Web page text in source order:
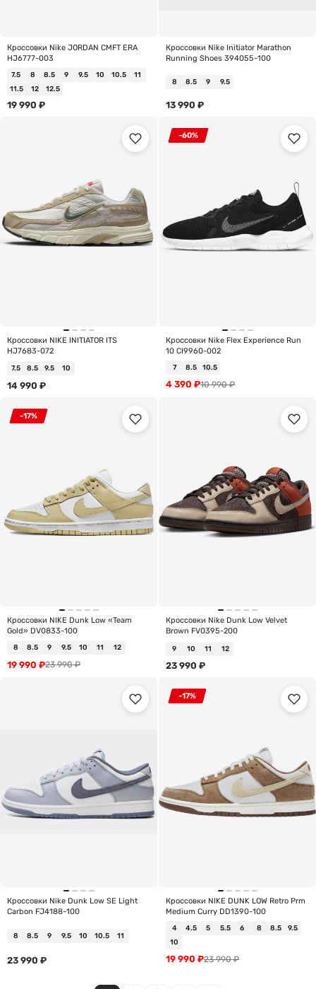
Кроссовки Nike JORDAN CMFT ERA
HJ6777-003
7.5 8 8.5 9 9.5 10 10.5
11
11.5
12 12.5
19 990 ₽
Кроссовки Nike Initiator Marathon
Running Shoes 394055-100
8 8.5 9 9.5
13 990 ₽
Кроссовки NIKE INITIATOR ITS
HJ7683-072
7.5 8.5 9.5 10
14 990 ₽
-60%
Кроссовки Nike Flex Experience Run
10 CI9960-002
7 8.5 10.5
10 990₽
4 390 ₽
-17%
Кроссовки NIKE Dunk Low «Team
Gold» DV0833-100
8 8.5 9 9.5 10 11 12
23 990₽
19 990 ₽
Кроссовки Nike Dunk Low Velvet
Brown FV0395-200
9 10 11 12
23 990 ₽
Кроссовки Nike Dunk Low SE Light
Carbon FJ4188-100
8 8.5 9 9.5 10 10.5 11
23 990 ₽
-17%
Кроссовки NIKE DUNK LOW Retro Prm
Medium Curry DD1390-100
4 4.5 5 5.5 6 8 8.5
9.5
10
23 990₽
19 990 ₽